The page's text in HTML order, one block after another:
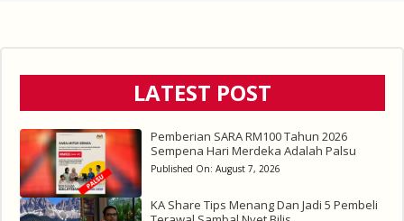
LATEST POST
Pemberian SARA RM100 Tahun 2026
Sempena Hari Merdeka Adalah Palsu
Published On: August 7, 2026
KA Share Tips Menang Dan Jadi 5 Pembeli